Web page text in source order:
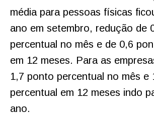
média para pessoas físicas
ano em setembro, redução de
percentual no mês e de 0,6
em 12 meses. Para as
1,7 ponto percentual no mês e
percentual em 12 meses indo
ano.